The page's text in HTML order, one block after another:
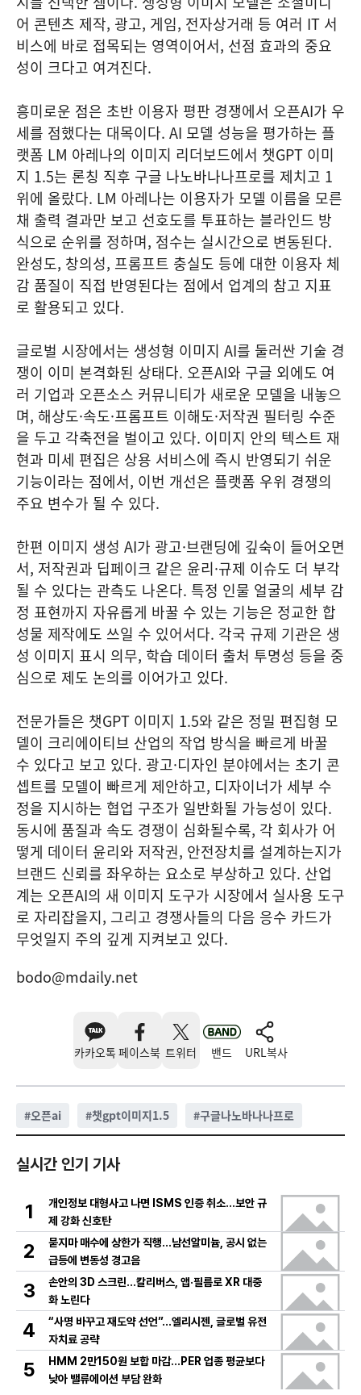
어 콘텐츠 제작, 광고, 게임, 전자상거래 등 여러 IT 서
비스에 바로 접목되는 영역이어서, 선점 효과의 중요
성이 크다고 여겨진다.
흥미로운 점은 초반 이용자 평판 경쟁에서 오픈AI가 우
세를 점했다는 대목이다. AI 모델 성능을 평가하는 플
랫폼 LM 아레나의 이미지 리더보드에서 챗GPT 이미
지 1.5는 론칭 직후 구글 나노바나나프로를 제치고 1
위에 올랐다. LM 아레나는 이용자가 모델 이름을 모른
채 출력 결과만 보고 선호도를 투표하는 블라인드 방
식으로 순위를 정하며, 점수는 실시간으로 변동된다.
완성도, 창의성, 프롬프트 충실도 등에 대한 이용자 체
감 품질이 직접 반영된다는 점에서 업계의 참고 지표
로 활용되고 있다.
글로벌 시장에서는 생성형 이미지 AI를 둘러싼 기술 경
쟁이 이미 본격화된 상태다. 오픈AI와 구글 외에도 여
러 기업과 오픈소스 커뮤니티가 새로운 모델을 내놓으
며, 해상도·속도·프롬프트 이해도·저작권 필터링 수준
을 두고 각축전을 벌이고 있다. 이미지 안의 텍스트 재
현과 미세 편집은 상용 서비스에 즉시 반영되기 쉬운
기능이라는 점에서, 이번 개선은 플랫폼 우위 경쟁의
주요 변수가 될 수 있다.
한편 이미지 생성 AI가 광고·브랜딩에 깊숙이 들어오면
서, 저작권과 딥페이크 같은 윤리·규제 이슈도 더 부각
될 수 있다는 관측도 나온다. 특정 인물 얼굴의 세부 감
정 표현까지 자유롭게 바꿀 수 있는 기능은 정교한 합
성물 제작에도 쓰일 수 있어서다. 각국 규제 기관은 생
성 이미지 표시 의무, 학습 데이터 출처 투명성 등을 중
심으로 제도 논의를 이어가고 있다.
전문가들은 챗GPT 이미지 1.5와 같은 정밀 편집형 모
델이 크리에이티브 산업의 작업 방식을 빠르게 바꿀
수 있다고 보고 있다. 광고·디자인 분야에서는 초기 콘
셉트를 모델이 빠르게 제안하고, 디자이너가 세부 수
정을 지시하는 협업 구조가 일반화될 가능성이 있다.
동시에 품질과 속도 경쟁이 심화될수록, 각 회사가 어
떻게 데이터 윤리와 저작권, 안전장치를 설계하는지가
브랜드 신뢰를 좌우하는 요소로 부상하고 있다. 산업
계는 오픈AI의 새 이미지 도구가 시장에서 실사용 도구
로 자리잡을지, 그리고 경쟁사들의 다음 응수 카드가
무엇일지 주의 깊게 지켜보고 있다.
bodo@mdaily.net
카카오톡 페이스북 트위터 밴드 URL복사
#오픈ai #챗gpt이미지1.5 #구글나노바나나프로
실시간 인기 기사
1
개인정보 대형사고 나면 ISMS 인증 취소…보안 규
제 강화 신호탄
2
묻지마 매수에 상한가 직행…남선알미늄, 공시 없는
급등에 변동성 경고음
3
손안의 3D 스크린…칼리버스, 앱·필름로 XR 대중
화 노린다
4
“사명 바꾸고 재도약 선언”…엘리시젠, 글로벌 유전
자치료 공략
5
HMM 2만150원 보합 마감…PER 업종 평균보다
낮아 밸류에이션 부담 완화